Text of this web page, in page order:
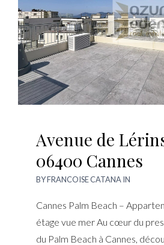
Avenue de
06400 Cannes
BYFRANCOISE CATANA IN
Cannes Palm Beach –
étage vue mer Au cœur du
du Palm Beach à Cannes,